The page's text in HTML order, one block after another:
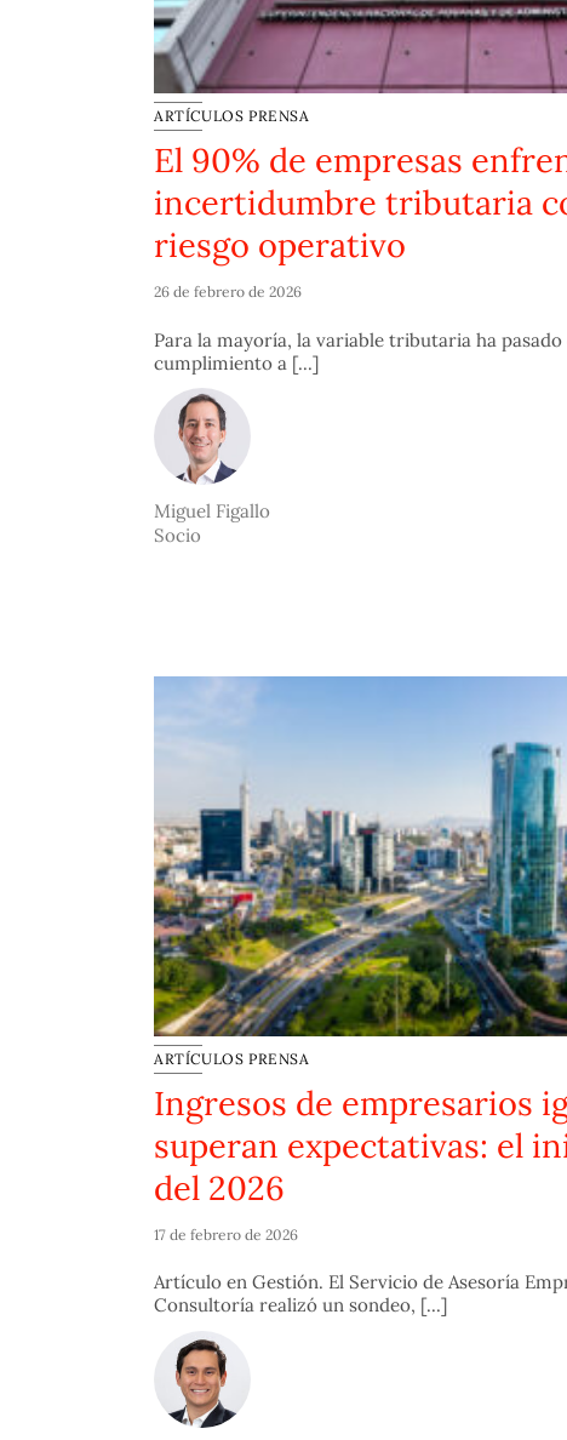
ARTÍCULOS PRENSA
El 90% de empresas
incertidumbre tributaria
riesgo operativo
26 de febrero de 2026
Para la mayoría, la variable tributaria ha
cumplimiento a [...]
Miguel Figallo
Socio
ARTÍCULOS PRENSA
Ingresos de empresarios
superan expectativas: el
del 2026
17 de febrero de 2026
Artículo en Gestión. El Servicio de Asesoría
Consultoría realizó un sondeo, [...]